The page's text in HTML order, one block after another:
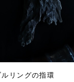
ルリングの指環